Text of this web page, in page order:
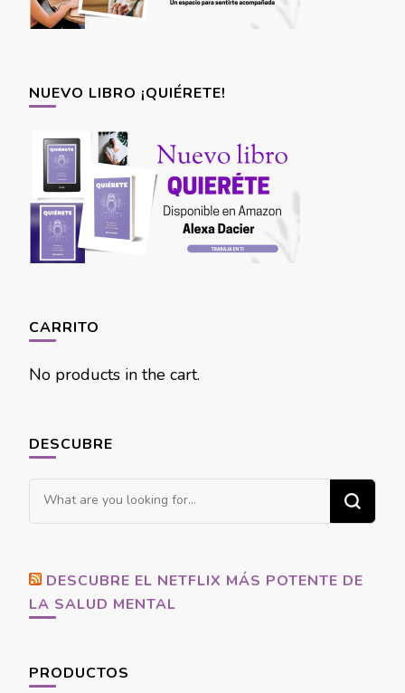
NUEVO LIBRO ¡QUIÉRETE!
CARRITO
No products in the cart.
DESCUBRE
Looking
for
DESCUBRE EL NETFLIX MÁS POTENTE DE
LA SALUD MENTAL
PRODUCTOS